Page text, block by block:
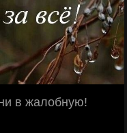
в жалобную!